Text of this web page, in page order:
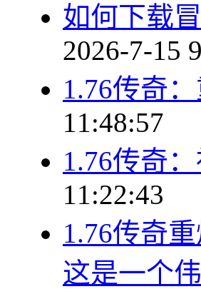
如何下载
2026-7-15
1.76传奇
11:48:57
1.76传奇
11:22:43
1.76传奇
这是一个